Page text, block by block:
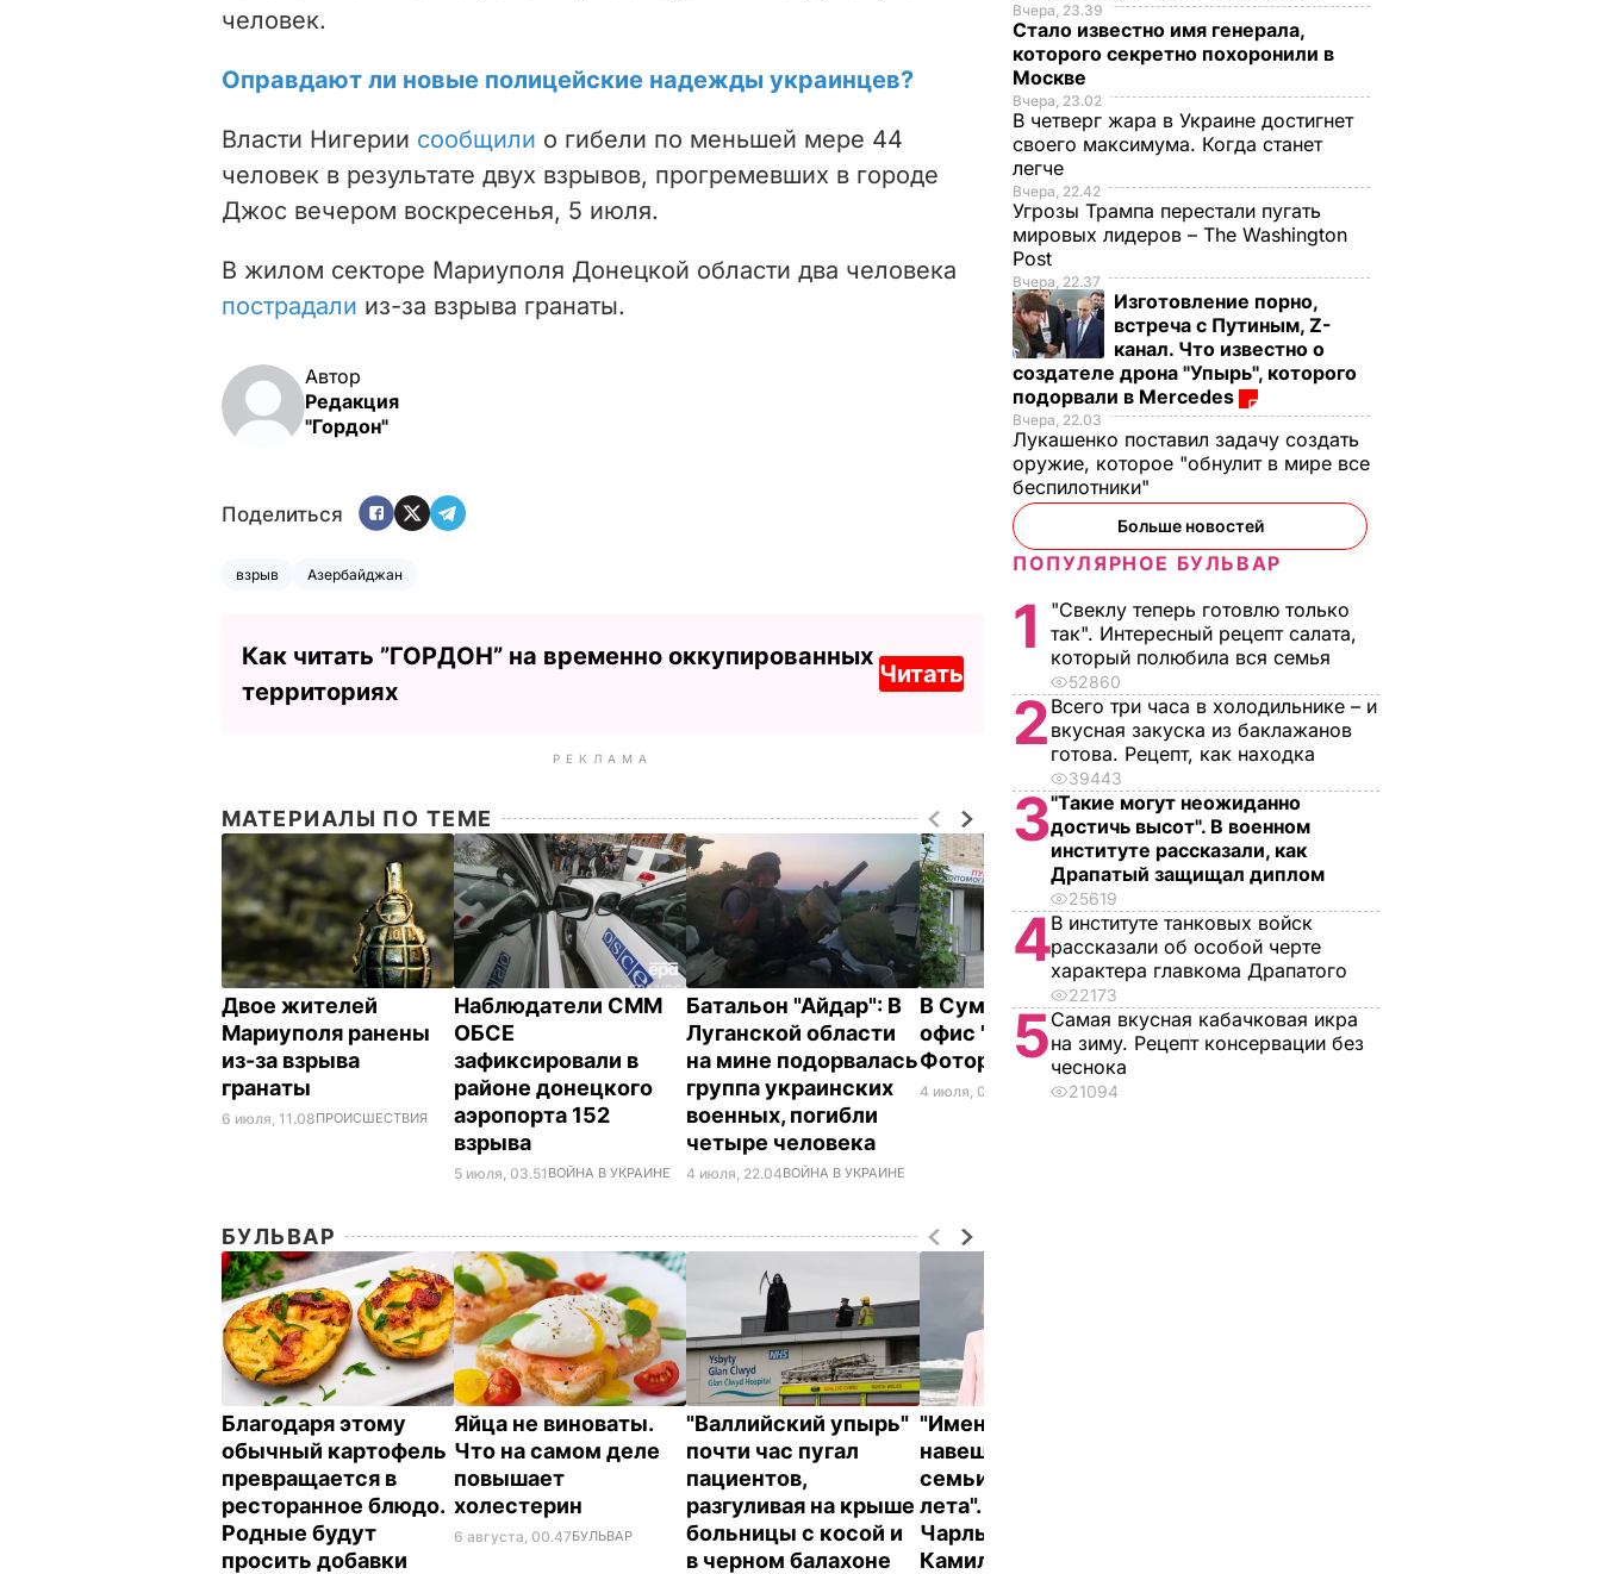
человек.
Оправдают ли новые полицейские надежды украинцев?
Власти Нигерии сообщили о гибели по меньшей мере 44
человек в результате двух взрывов, прогремевших в городе
Джос вечером воскресенья, 5 июля.
В жилом секторе Мариуполя Донецкой области два человека
пострадали из-за взрыва гранаты.
Автор
Редакция
"Гордон"
Поделиться
взрыв Азербайджан
Как читать ”ГОРДОН” на временно оккупированных
территориях
Читать
РЕКЛАМА
МАТЕРИАЛЫ ПО ТЕМЕ
Двое жителей
Мариуполя ранены
из-за взрыва
гранаты
6 июля, 11.08ПРОИСШЕСТВИЯ
Наблюдатели СММ
ОБСЕ
зафиксировали в
районе донецкого
аэропорта 152
взрыва
5 июля, 03.51 ВОЙНА В УКРАИНЕ
Батальон "Айдар": В
Луганской области
на мине подорвалась
группа украинских
военных, погибли
четыре человека
4 июля, 22.04ВОЙНА В УКРАИНЕ
В Сумах взорвали
офис "Батьківщини".
Фоторепортаж
4 июля, 08.12 СОБЫТИЯ
БУЛЬВАР
Благодаря этому
обычный картофель
превращается в
ресторанное блюдо.
Родные будут
просить добавки
Яйца не виноваты.
Что на самом деле
повышает
холестерин
6 августа, 00.47БУЛЬВАР
"Валлийский упырь"
почти час пугал
пациентов,
разгуливая на крыше
больницы с косой и
в черном балахоне
"Именно там его
навещают члены
семьи в течение
лета". Где отдыхают
Чарльз III и его жена
Камилла
Вчера, 23.39
Стало известно имя генерала,
которого секретно похоронили в
Москве
Вчера, 23.02
В четверг жара в Украине достигнет
своего максимума. Когда станет
легче
Вчера, 22.42
Угрозы Трампа перестали пугать
мировых лидеров – The Washington
Post
Вчера, 22.37
Изготовление порно,
встреча с Путиным, Z-
канал. Что известно о
создателе дрона "Упырь", которого
подорвали в Mercedes
Вчера, 22.03
Лукашенко поставил задачу создать
оружие, которое "обнулит в мире все
беспилотники"
Больше новостей
ПОПУЛЯРНОЕ БУЛЬВАР
1
"Свеклу теперь готовлю только
так". Интересный рецепт салата,
который полюбила вся семья
52860
2 Всего три часа в холодильнике – и
вкусная закуска из баклажанов
готова. Рецепт, как находка
39443
3"Такие могут неожиданно
достичь высот". В военном
институте рассказали, как
Драпатый защищал диплом
25619
4В институте танковых войск
рассказали об особой черте
характера главкома Драпатого
22173
5Самая вкусная кабачковая икра
на зиму. Рецепт консервации без
чеснока
21094